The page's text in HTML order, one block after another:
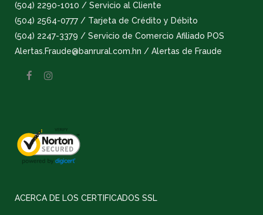
(504) 2290-1010 / Servicio al Cliente
(504) 2564-0777 / Tarjeta de Crédito y Débito
(504) 2247-3379 / Servicio de Comercio Afiliado POS
Alertas.Fraude@banrural.com.hn / Alertas de Fraude
ACERCA DE LOS CERTIFICADOS SSL